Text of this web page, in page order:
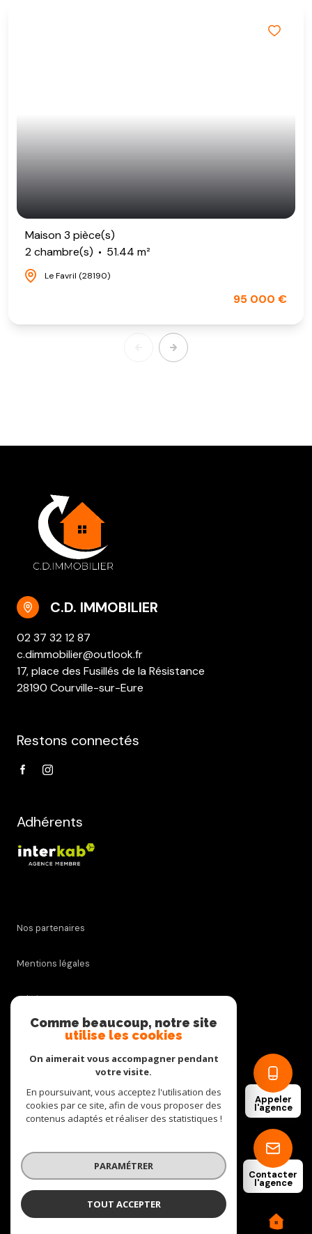
C.D. IMMOBILIER
Appeler
l'agence
Contacter
l'agence
Maison 3 pièce(s)
2 chambre(s)
51.44 m²
Le Favril (28190)
95 000 €
C.D. IMMOBILIER
02 37 32 12 87
c.dimmobilier@outlook.fr
17, place des Fusillés de la Résistance
28190 Courville-sur-Eure
Restons connectés
Adhérents
Nos partenaires
Mentions légales
Admin
Nos honoraires
Cookies
© 2026 | Tous droits réservés
Réalisé par
Comme beaucoup, notre site
utilise les cookies
On aimerait vous accompagner pendant
votre visite.
En poursuivant, vous acceptez l'utilisation des
cookies par ce site, afin de vous proposer des
contenus adaptés et réaliser des statistiques !
PARAMÉTRER
TOUT ACCEPTER